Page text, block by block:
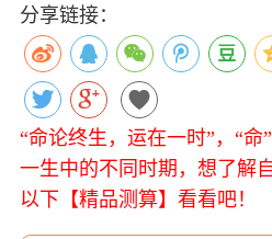
分享链接：
“命论终生，运在一时”，“命
一生中的不同时期，想了解
以下【精品测算】看看吧！